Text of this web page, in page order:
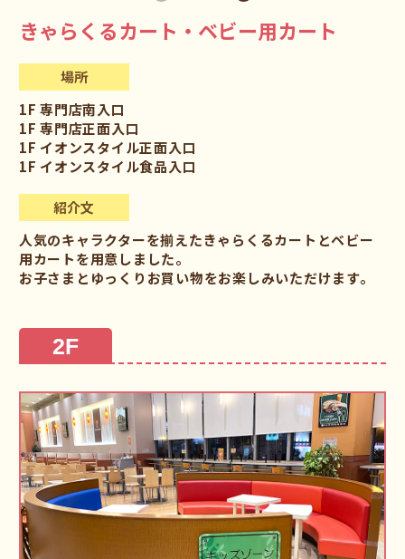
きゃらくるカート・ベビー用カート
場所
1F 専門店南入口
1F 専門店正面入口
1F イオンスタイル正面入口
1F イオンスタイル食品入口
紹介文
人気のキャラクターを揃えたきゃらくるカートとベビー
用カートを用意しました。
お子さまとゆっくりお買い物をお楽しみいただけます。